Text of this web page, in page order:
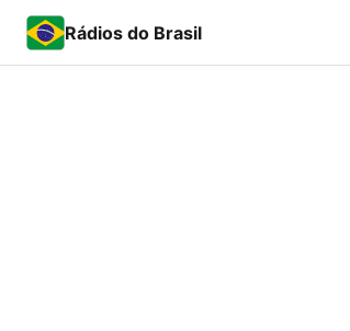
Rádios do Brasil